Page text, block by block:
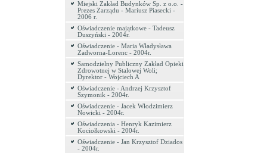
Miejski Zakład Budynków Sp. z o.o. -
Prezes Zarządu - Mariusz Piasecki -
2006 r.
Oświadczenie majątkowe - Tadeusz
Duszyński - 2004r.
Oświadczenie - Maria Władysława
Zadworna-Lorenc - 2004r.
Samodzielny Publiczny Zakład Opieki
Zdrowotnej w Stalowej Woli;
Dyrektor - Wojciech A
Oświadczenie - Andrzej Krzysztof
Szymonik - 2004r.
Oświadczenie - Jacek Włodzimierz
Nowicki - 2004r.
Oświadczenia - Henryk Kazimierz
Kociołkowski - 2004r.
Oświadczenie - Jan Krzysztof Dziados
- 2004r.